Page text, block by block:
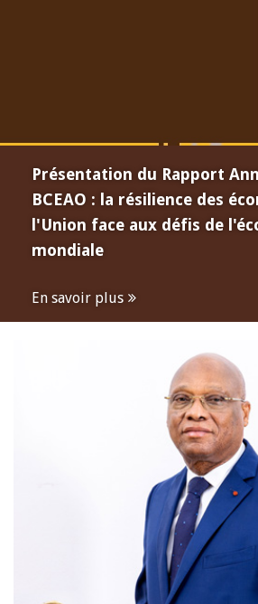
Présentation du Rapport
BCEAO : la résilience des
l'Union face aux défis de
mondiale
En savoir plus